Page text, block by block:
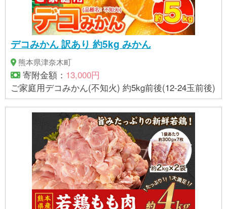
デコみかん 訳あり 約5kg みかん
熊本県津奈木町
寄附金額： 13,000円
ご家庭用デコみかん(不知火) 約5kg前後(12-24玉前後)